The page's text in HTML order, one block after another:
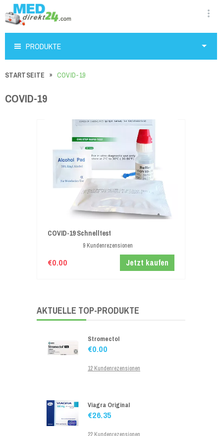
PRODUKTE
STARTSEITE COVID-19
COVID-19
COVID-19 Schnelltest
9 Kundenrezensionen
€0.00 Jetzt kaufen
AKTUELLE TOP-PRODUKTE
Kamagra Tabletten
€38.00
23 Kundenrezensionen
Xenical Generika
€18.17
13 Kundenrezensionen
Stromectol
€0.00
12 Kundenrezensionen
Viagra Original
€26.35